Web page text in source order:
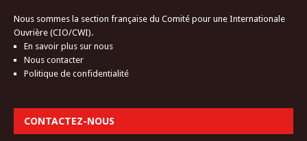
Nous sommes la section française du Comité pour une Internationale
Ouvrière (CIO/CWI).
En savoir plus sur nous
Nous contacter
Politique de confidentialité
CONTACTEZ-NOUS